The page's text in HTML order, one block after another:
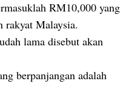
RM10,000 yang
rakyat Malaysia.
lama disebut akan
berpanjangan adalah